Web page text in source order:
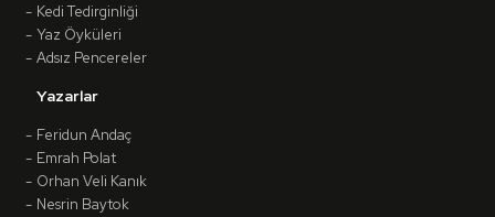
Kedi Tedirginliği
Yaz Öyküleri
Adsız Pencereler
Yazarlar
Feridun Andaç
Emrah Polat
Orhan Veli Kanık
Nesrin Baytok